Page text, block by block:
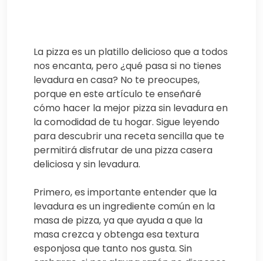
La pizza es un platillo delicioso que a todos
nos encanta, pero ¿qué pasa si no tienes
levadura en casa? No te preocupes,
porque en este artículo te enseñaré
cómo hacer la mejor pizza sin levadura en
la comodidad de tu hogar. Sigue leyendo
para descubrir una receta sencilla que te
permitirá disfrutar de una pizza casera
deliciosa y sin levadura.
Primero, es importante entender que la
levadura es un ingrediente común en la
masa de pizza, ya que ayuda a que la
masa crezca y obtenga esa textura
esponjosa que tanto nos gusta. Sin